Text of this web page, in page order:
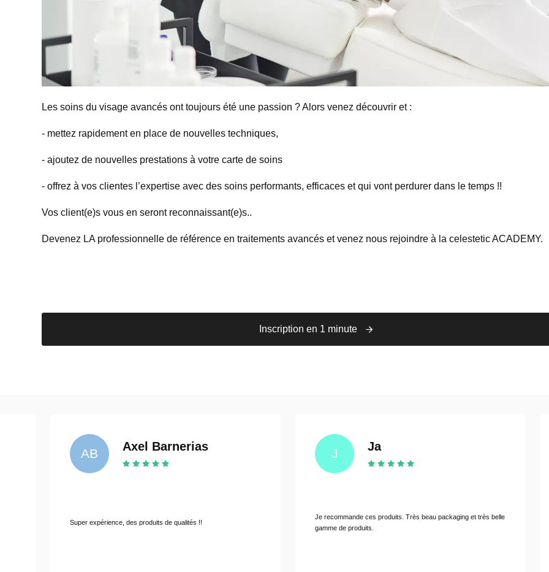
Les soins du visage avancés ont toujours été une passion ? Alors venez découvrir et :
- mettez rapidement en place de nouvelles techniques,
- ajoutez de nouvelles prestations à votre carte de soins
- offrez à vos clientes l’expertise avec des soins performants, efficaces et qui vont perdurer dans le temps !!
Vos client(e)s vous en seront reconnaissant(e)s..
Devenez LA professionnelle de référence en traitements avancés et venez nous rejoindre à la celestetic ACADEMY.
Inscription en 1 minute
Axel Barnerias
des produits de qualités !!
Je recommande ces produits. Très beau packaging et très belle
Ilse top docent van